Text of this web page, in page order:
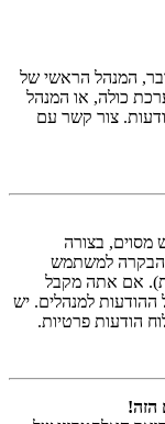
המנהל הראשי של
כולה, או המנהל
צור קשר עם
מסוים, בצורה
הבקרה למשתמש
אם אתה מקבל
ההודעות למנהלים. יש
הודעות פרטיות.
הזה!